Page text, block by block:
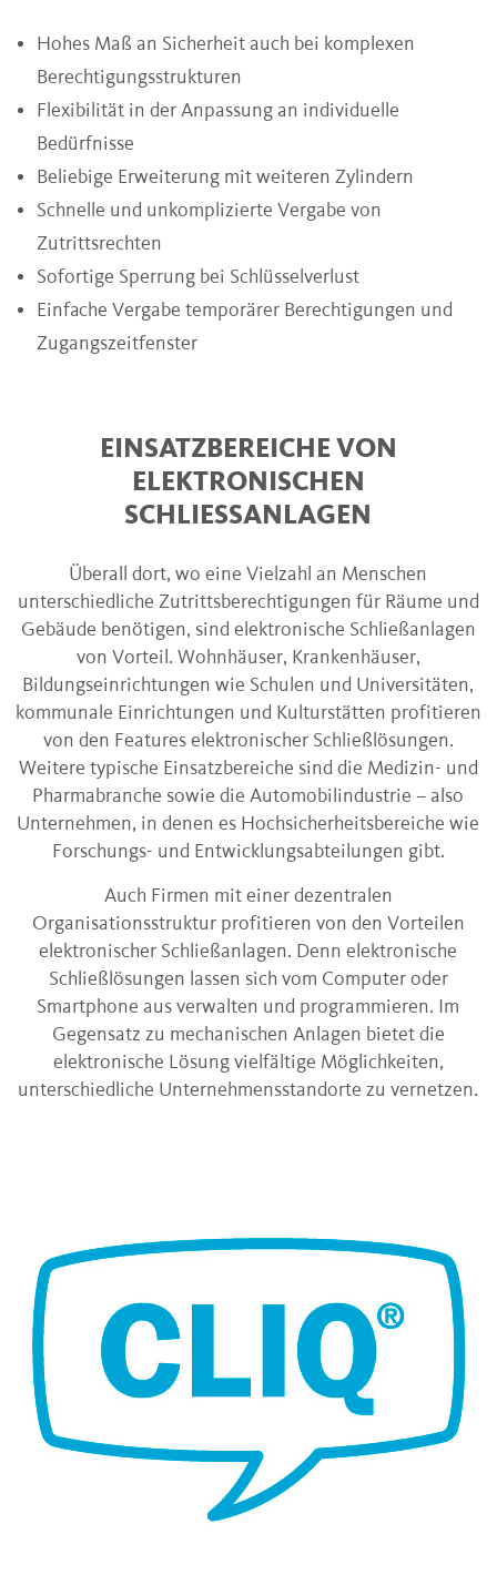
Hohes Maß an Sicherheit auch bei komplexen
Berechtigungsstrukturen
Flexibilität in der Anpassung an individuelle
Bedürfnisse
Beliebige Erweiterung mit weiteren Zylindern
Schnelle und unkomplizierte Vergabe von
Zutrittsrechten
Sofortige Sperrung bei Schlüsselverlust
Einfache Vergabe temporärer Berechtigungen und
Zugangszeitfenster
EINSATZBEREICHE VON
ELEKTRONISCHEN
SCHLIESSANLAGEN
Überall dort, wo eine Vielzahl an Menschen
unterschiedliche Zutrittsberechtigungen für Räume und
Gebäude benötigen, sind elektronische Schließanlagen
von Vorteil. Wohnhäuser, Krankenhäuser,
Bildungseinrichtungen wie Schulen und Universitäten,
kommunale Einrichtungen und Kulturstätten profitieren
von den Features elektronischer Schließlösungen.
Weitere typische Einsatzbereiche sind die Medizin- und
Pharmabranche sowie die Automobilindustrie – also
Unternehmen, in denen es Hochsicherheitsbereiche wie
Forschungs- und Entwicklungsabteilungen gibt.
Auch Firmen mit einer dezentralen
Organisationsstruktur profitieren von den Vorteilen
elektronischer Schließanlagen. Denn elektronische
Schließlösungen lassen sich vom Computer oder
Smartphone aus verwalten und programmieren. Im
Gegensatz zu mechanischen Anlagen bietet die
elektronische Lösung vielfältige Möglichkeiten,
unterschiedliche Unternehmensstandorte zu vernetzen.